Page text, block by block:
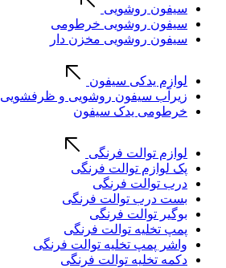
سیفون روشویی
سیفون روشویی خرطومی
سیفون روشویی مخزن دار
لوازم یدکی سیفون
زیرآب سیفون روشویی و ظرفشویی
خرطومی یدک سیفون
لوازم توالت فرنگی
پک لوازم توالت فرنگی
درب توالت فرنگی
بست درب توالت فرنگی
بوگیر توالت فرنگی
پمپ تخلیه توالت فرنگی
واشر پمپ تخلیه توالت فرنگی
دکمه تخلیه توالت فرنگی